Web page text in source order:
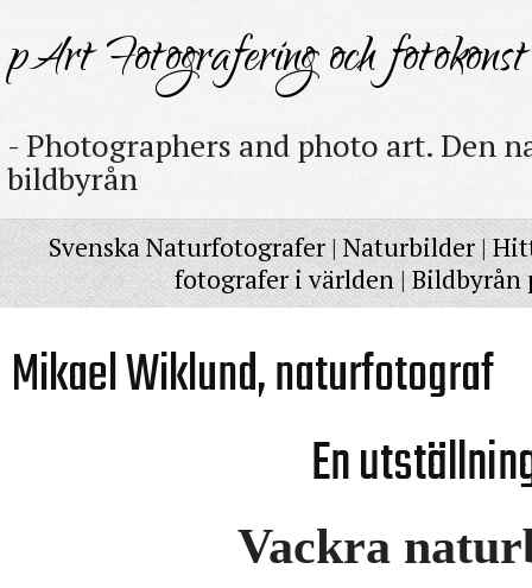
pArt Fotografering och fotokonst
- Photographers and photo art. Den
bildbyrån
Svenska Naturfotografer|Naturbilder|
fotografer i världen|Bildbyrån
Mikael Wiklund, naturfotograf
En
Vackra